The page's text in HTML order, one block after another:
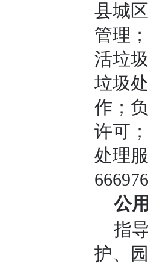
县城
管理
活垃
垃圾
作；
许可
处理
公
指
护、